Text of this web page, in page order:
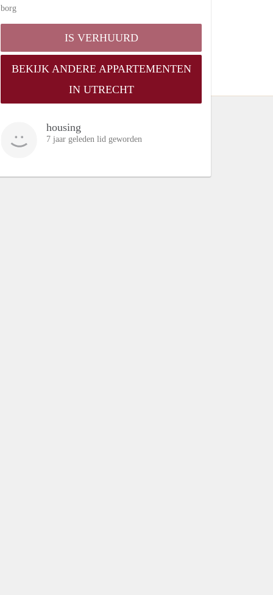
borg
IS VERHUURD
BEKIJK ANDERE APPARTEMENTEN
IN UTRECHT
housing
7 jaar geleden lid geworden